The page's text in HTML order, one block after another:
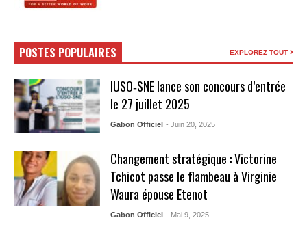
POSTES POPULAIRES EXPLOREZ TOUT
IUSO‑SNE lance son concours d’entrée
le 27 juillet 2025
Gabon Officiel - Juin 20, 2025
Changement stratégique : Victorine
Tchicot passe le flambeau à Virginie
Waura épouse Etenot
Gabon Officiel - Mai 9, 2025